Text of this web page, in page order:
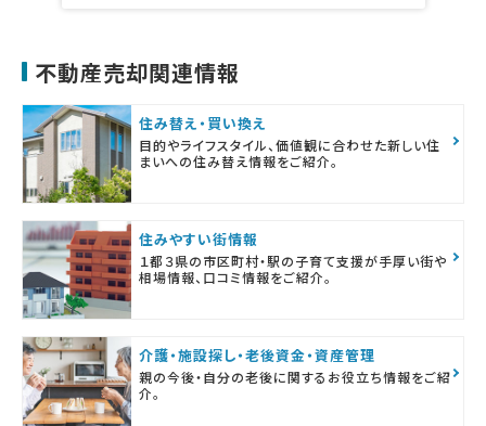
不動産売却関連情報
住み替え・買い換え
目的やライフスタイル、価値観に合わせた新しい住
まいへの住み替え情報をご紹介。
住みやすい街情報
１都３県の市区町村・駅の子育て支援が手厚い街や
相場情報、口コミ情報をご紹介。
介護・施設探し・老後資金・資産管理
親の今後・自分の老後に関するお役立ち情報をご紹
介。